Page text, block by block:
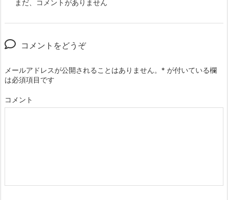
まだ、コメントがありません
コメントをどうぞ
メールアドレスが公開されることはありません。 * が付いている欄
は必須項目です
コメント